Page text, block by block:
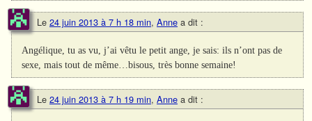
Le 24 juin 2013 à 7 h 18 min, Anne a dit :
Angélique, tu as vu, j’ai vêtu le petit ange, je sais: ils n’ont pas de
sexe, mais tout de même…bisous, très bonne semaine!
Le 24 juin 2013 à 7 h 19 min, Anne a dit :